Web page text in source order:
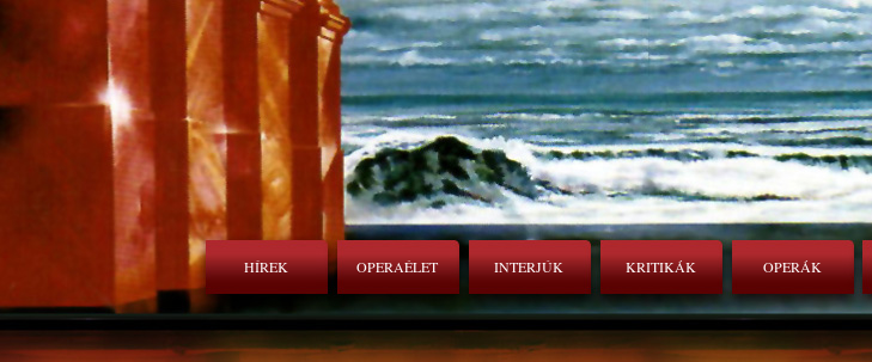
HÍREK OPERAÉLET INTERJÚK KRITIKÁK OPERÁK